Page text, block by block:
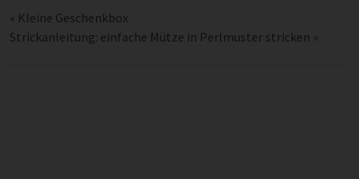
« Kleine Geschenkbox
Strickanleitung: einfache Mütze in Perlmuster stricken »